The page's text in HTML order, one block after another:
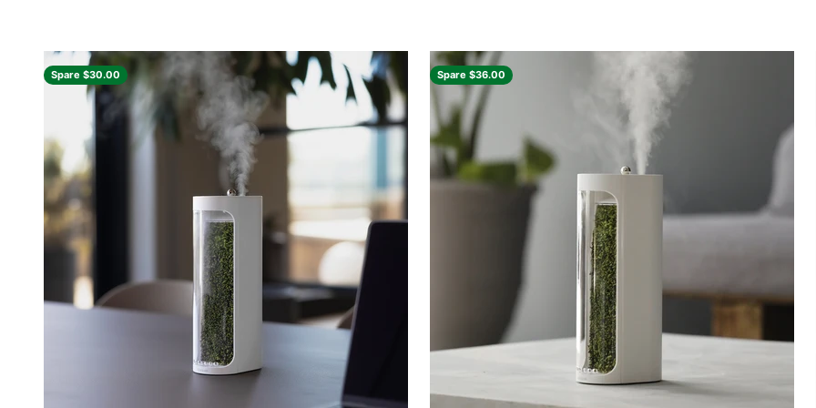
Spare $30.00 Spare $36.00